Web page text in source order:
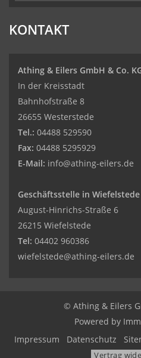
KONTAKT
Athing & Eilers GmbH & Co.
In der Kreisstadt
Bahnhofstraße 8
26655 Westerstede
Tel.: 04488 529590
Fax: 04488 5295929
E-Mail: info@athing-eilers.de
Geschäftsstelle in Wiefelstede
August-Hinrichs-Straße 6
26215 Wiefelstede
Tel: 04402 960386
wiefelstede@athing-eilers.de
© Athing & Eilers
Powered by
Impressum
Datenschutz
Vertrag